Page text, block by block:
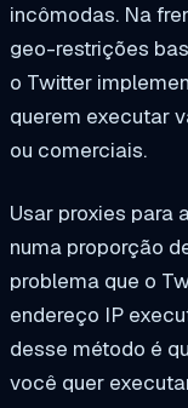
incômodas. Na
geo-restrições
o Twitter
querem executar
ou comerciais.
Usar proxies para
numa proporção
problema que o
endereço IP
desse método é
você quer